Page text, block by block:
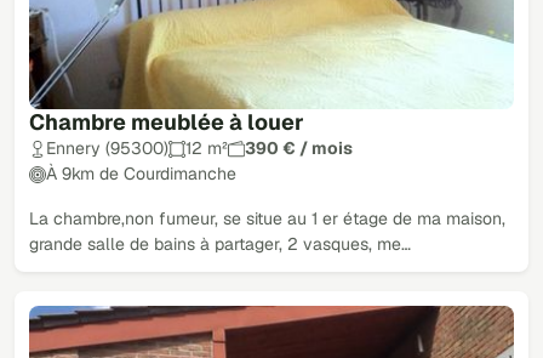
Chambre meublée à louer
Ennery (95300) 12 m²
390 € / mois
À 9km de Courdimanche
La chambre,non fumeur, se situe au 1 er étage de ma maison,
grande salle de bains à partager, 2 vasques, me…